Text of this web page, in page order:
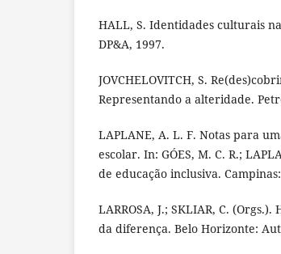
HALL, S. Identidades culturais
DP&A, 1997.
JOVCHELOVITCH, S.
Representando a alteridade.
LAPLANE, A. L. F. Notas para
escolar. In: GÓES, M. C. R.;
de educação inclusiva.
LARROSA, J.; SKLIAR, C.
da diferença. Belo Horizonte: